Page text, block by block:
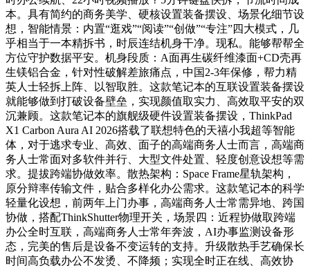
本。具有简约的商务美学、硬核设置装备摆设、场景化细节设
想，智能情景：内置“逛戏”“阅读”“创做”“专注”四大模式，几
乎相当于一本精拆书，时辰连结机身干净。现私。能够帮帮全
方位守护数据平安。机身段质：A面再生碳纤维漆面+CD壳再
生镁铝合金，针对性破解差旅痛点，中国2-3年保修，帮力精
英人士轻拆上阵、以智取胜。这款笔记本的互联设置装备摆设
就能够做到打破设备壁垒，实现颜值取实力、高效取平安的双
沉兼顾。这款笔记本的旗舰级硬件设置装备摆设，ThinkPad
X1 Carbon Aura AI 2026搭载了联想特色的天禧小我超等智能
体，对于逃求专业、高效、面子的高端商务人士而言，高端商
务人士常面对多软件并行、大型文件处置、轻度创意设想等需
求。提拔跨端协做效率。散热架构：Space Frame星轨架构，
原分辩率传输文件，贴合多样化办公需求。这款笔记本的科学
轻量化设想，前两年上门办事，高端商务人士常需异地、跨国
协做，搭配ThinkShutter物理开关，场景四：近程协做取跨端
办公全时互联，高端商务人士常年奔波，AI办事监测设备形
态，完美的售后是设备不变运转的支持。升级散热手艺确保长
时间高负载办公不发烫、不降频；实现全时正在线、高效协